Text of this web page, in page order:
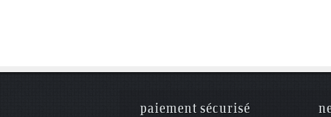
paiement sécurisé